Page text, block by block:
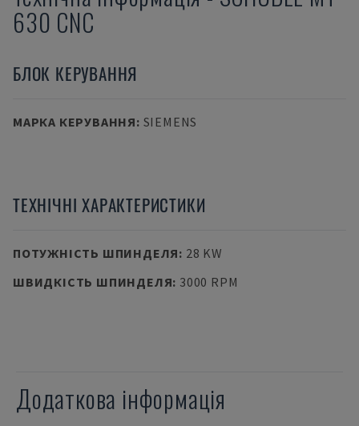
630 CNC
БЛОК КЕРУВАННЯ
МАРКА КЕРУВАННЯ: SIEMENS
ТЕХНІЧНІ ХАРАКТЕРИСТИКИ
ПОТУЖНІСТЬ ШПИНДЕЛЯ: 28 KW
ШВИДКІСТЬ ШПИНДЕЛЯ: 3000 RPM
Додаткова інформація